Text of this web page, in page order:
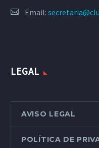
Email:
LEGAL
AVISO LEGAL
POLÍTICA DE